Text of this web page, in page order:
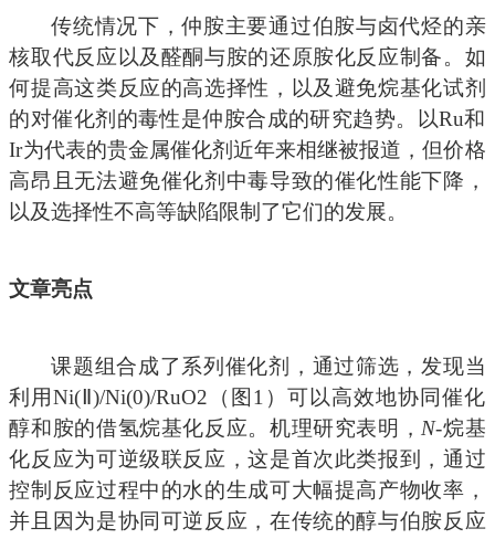
传统情况下，仲胺主要通过伯胺与卤代烃的亲
核取代反应以及醛酮与胺的还原胺化反应制备。如
何提高这类反应的高选择性，以及避免烷基化试剂
的对催化剂的毒性是仲胺合成的研究趋势。以Ru和
Ir为代表的贵金属催化剂近年来相继被报道，但价格
高昂且无法避免催化剂中毒导致的催化性能下降，
以及选择性不高等缺陷限制了它们的发展。
文章亮点
课题组合成了系列催化剂，通过筛选，发现当
利用Ni(Ⅱ)/Ni(0)/RuO2（图1）可以高效地协同催化
醇和胺的借氢烷基化反应。机理研究表明， N-烷基
化反应为可逆级联反应，这是首次此类报到，通过
控制反应过程中的水的生成可大幅提高产物收率，
并且因为是协同可逆反应，在传统的醇与伯胺反应